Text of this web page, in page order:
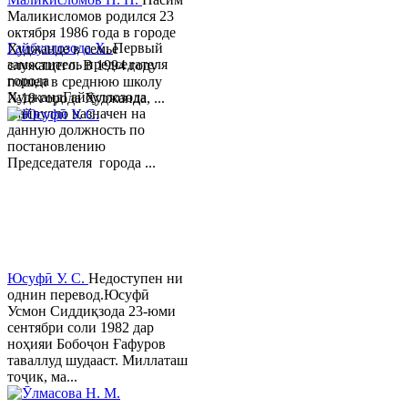
Гайбуллозода Х.Первый
заместитель председателя
города
ХуджандГайбуллозода
Хайрулло назначен на
данную должность по
постановлению
Председателя города ...
Маликисломов родился 23
октября 1986 года в городе
Худжанде в семье
служащего. В 1994 году
пошел в среднюю школу
№18 города Худжанда, ...
Юсуфӣ У. C. Недоступен ни
однин перевод.Юсуфӣ
Усмон Сиддиқзода 23-юми
сентябри соли 1982 дар
ноҳияи Бобоҷон Ғафуров
таваллуд шудааст. Миллаташ
тоҷик, ма...